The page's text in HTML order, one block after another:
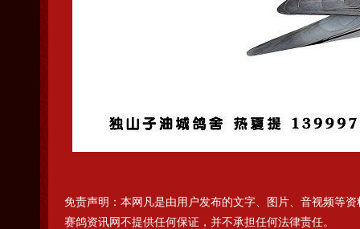
免责声明：本网凡是由用户发布的文字、图片、音视频等
赛鸽资讯网不提供任何保证，并不承担任何法律责任。